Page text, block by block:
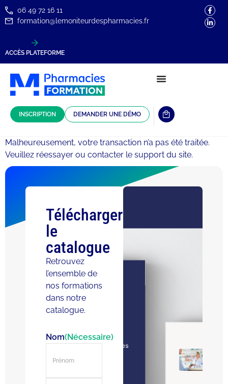
06 49 72 16 11
formation@lemoniteurdespharmacies.fr
ACCÈS PLATEFORME
INSCRIPTION DEMANDER UNE DÉMO
Malheureusement, votre transaction n’a pas été traitée.
Veuillez réessayer ou contacter le support du site.
Télécharger
le
catalogue
Retrouvez
l’ensemble de
nos formations
dans notre
catalogue.
Nom(Nécessaire)